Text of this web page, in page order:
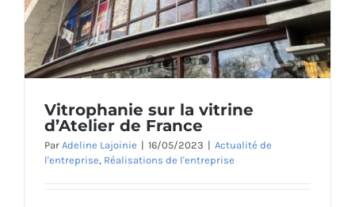
Vitrophanie sur la vitrine
d’Atelier de France
Par Adeline Lajoinie | 16/05/2023 | Actualité de
l'entreprise, Réalisations de l'entreprise